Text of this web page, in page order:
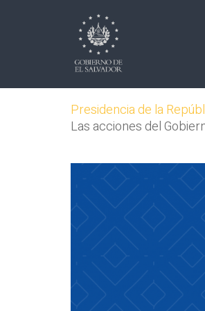
Presidencia de la
Las acciones del